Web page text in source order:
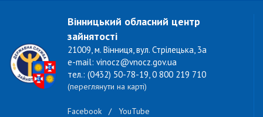
Вінницький обласний центр
зайнятості
21009, м. Вінниця, вул. Стрілецька, 3а
e-mail: vinocz@vnocz.gov.ua
тел.: (0432) 50-78-19, 0 800 219 710
(переглянути на карті)
Facebook / YouTube